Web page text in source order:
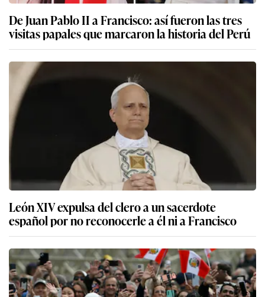
De Juan Pablo II a Francisco: así fueron las tres
visitas papales que marcaron la historia del Perú
León XIV expulsa del clero a un sacerdote
español por no reconocerle a él ni a Francisco